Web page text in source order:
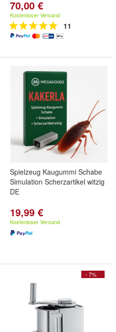
70,00 €
Kostenloser Versand
11
Spielzeug Kaugummi Schabe
Simulation Scherzartikel witzig
DE
19,99 €
Kostenloser Versand
- 7%